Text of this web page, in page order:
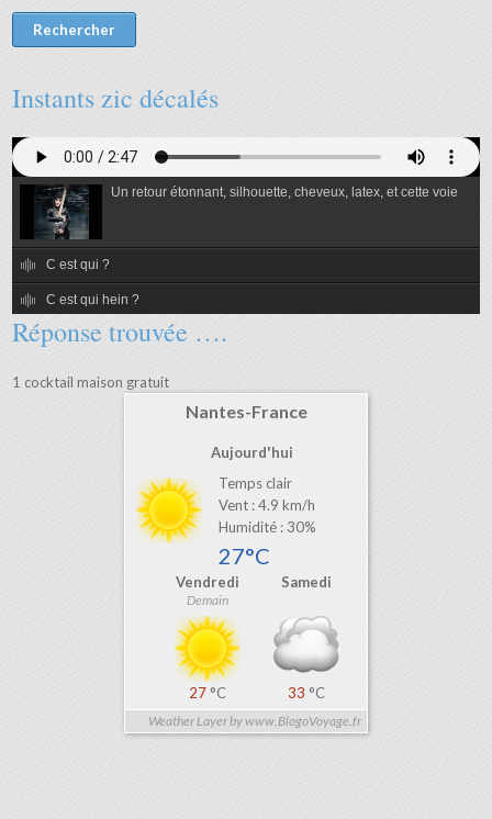
Instants zic décalés
Un retour étonnant, silhouette, cheveux, latex, et cette voie
C est qui ?
C est qui hein ?
C est qui alors ?
C est qui ben quand même ?
Réponse trouvée ….
1 cocktail maison gratuit
Nantes-France
Aujourd'hui
Temps clair
Vent : 4.9 km/h
Humidité : 30%
27°C
Vendredi
Demain
27 °C
Samedi
33 °C
Weather Layer by www.BlogoVoyage.fr